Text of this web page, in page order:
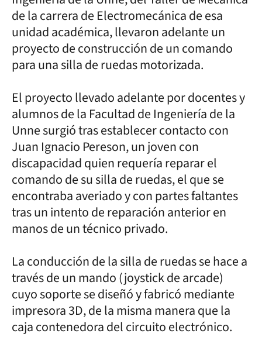
de la carrera de Electromecánica de esa
unidad académica, llevaron adelante un
proyecto de construcción de un comando
para una silla de ruedas motorizada.
El proyecto llevado adelante por docentes y
alumnos de la Facultad de Ingeniería de la
Unne surgió tras establecer contacto con
Juan Ignacio Pereson, un joven con
discapacidad quien requería reparar el
comando de su silla de ruedas, el que se
encontraba averiado y con partes faltantes
tras un intento de reparación anterior en
manos de un técnico privado.
La conducción de la silla de ruedas se hace a
través de un mando (joystick de arcade)
cuyo soporte se diseñó y fabricó mediante
impresora 3D, de la misma manera que la
caja contenedora del circuito electrónico.